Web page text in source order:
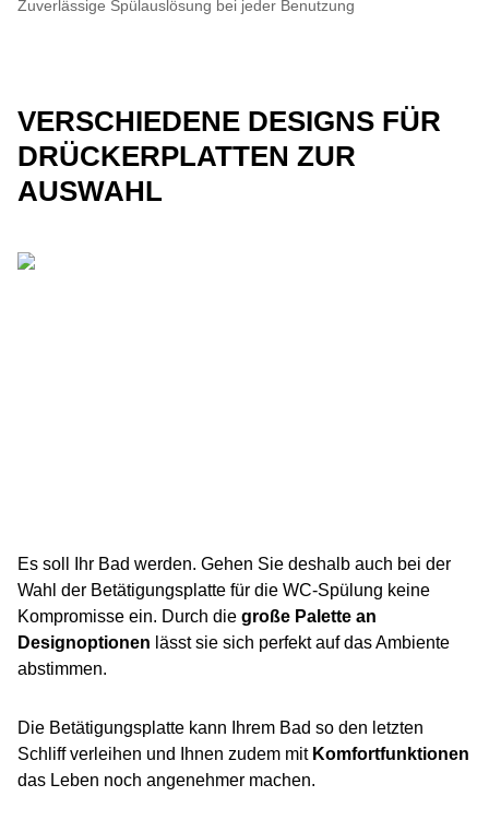
Zuverlässige Spülauslösung bei jeder Benutzung
VERSCHIEDENE DESIGNS FÜR
DRÜCKERPLATTEN ZUR
AUSWAHL
Es soll Ihr Bad werden. Gehen Sie deshalb auch bei der
Wahl der Betätigungsplatte für die WC-Spülung keine
Kompromisse ein. Durch die große Palette an
Designoptionen lässt sie sich perfekt auf das Ambiente
abstimmen.
Die Betätigungsplatte kann Ihrem Bad so den letzten
Schliff verleihen und Ihnen zudem mit Komfortfunktionen
das Leben noch angenehmer machen.